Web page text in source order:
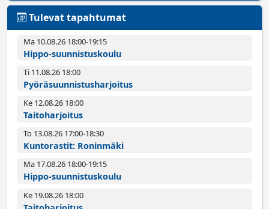
Tulevat tapahtumat
Ma 10.08.26 18:00­-19:15
Hippo-suunnistuskoulu
Ti 11.08.26 18:00­
Pyörä­suunnistus­harjoitus
Ke 12.08.26 18:00­
Taitoharjoitus
To 13.08.26 17:00­-18:30
Kuntorastit: Roninmäki
Ma 17.08.26 18:00­-19:15
Hippo-suunnistuskoulu
Ke 19.08.26 18:00­